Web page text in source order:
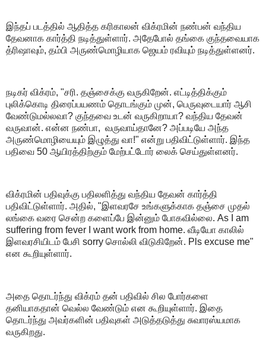
இந்தப் படத்தில் ஆதித்த கரிகாலன் விக்ரமின் நண்பன் வந்திய
தேவனாக கார்த்தி நடித்துள்ளார். அதேபோல் தங்கை குந்தவையாக
த்ரிஷாவும், தம்பி அருண்மொழியாக ஜெயம் ரவியும் நடித்துள்ளனர்.
நடிகர் விக்ரம், "சரி. தஞ்சைக்கு வருகிறேன். எட்டித்திக்கும்
புலிக்கொடி திரைப்பயணம் தொடங்கும் முன், பெருவுடையார் ஆசி
வேண்டுமல்லவா? குந்தவை உடன் வருகிறாயா? வந்திய தேவன்
வருவான். என்ன நண்பா, வருவாய்தானே? அப்படியே அந்த
அருண்மொழியையும் இழுத்து வா!" என்று பதிவிட்டுள்ளார். இந்த
பதிவை 50 ஆயிரத்திற்கும் மேற்பட்டோர் லைக் செய்துள்ளனர்.
விக்ரமின் பதிவுக்கு பதிலளித்து வந்திய தேவன் கார்த்தி
பதிவிட்டுள்ளார். அதில், "இளவரசே உங்களுக்காக தஞ்சை முதல்
லங்கை வரை சென்ற களைப்பே இன்னும் போகவில்லை. As I am
suffering from fever I want work from home. வீடியோ காலில்
இளவரசியிடம் பேசி sorry சொல்லி விடுகிறேன். Pls excuse me"
என கூறியுள்ளார்.
அதை தொடர்ந்து விக்ரம் தன் பதிவில் சில போர்களை
தனியாகதான் வெல்ல வேண்டும் என கூறியுள்ளார். இதை
தொடர்ந்து அவர்களின் பதிவுகள் அடுத்தடுத்து சுவாரஸ்யமாக
வருகிறது.